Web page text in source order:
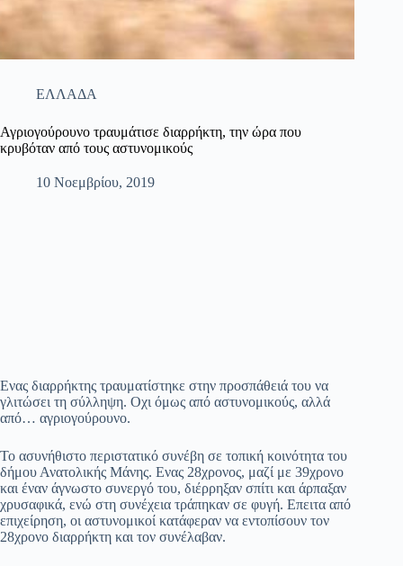
ΕΛΛΑΔΑ
Αγριογούρουνο τραυμάτισε διαρρήκτη, την ώρα που
κρυβόταν από τους αστυνομικούς
10 Νοεμβρίου, 2019
Ενας διαρρήκτης τραυματίστηκε στην προσπάθειά του να
γλιτώσει τη σύλληψη. Οχι όμως από αστυνομικούς, αλλά
από… αγριογούρουνο.
Το ασυνήθιστο περιστατικό συνέβη σε τοπική κοινότητα του
δήμου Ανατολικής Μάνης. Ενας 28χρονος, μαζί με 39χρονο
και έναν άγνωστο συνεργό του, διέρρηξαν σπίτι και άρπαξαν
χρυσαφικά, ενώ στη συνέχεια τράπηκαν σε φυγή. Επειτα από
επιχείρηση, οι αστυνομικοί κατάφεραν να εντοπίσουν τον
28χρονο διαρρήκτη και τον συνέλαβαν.